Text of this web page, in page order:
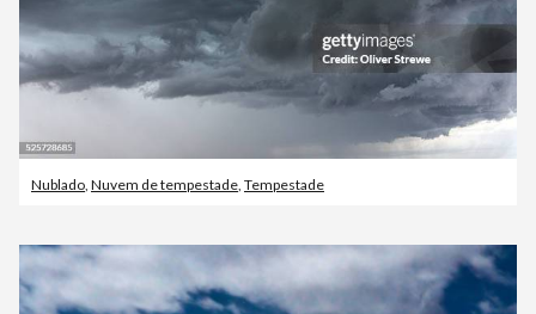
Nublado, Nuvem de tempestade, Tempestade